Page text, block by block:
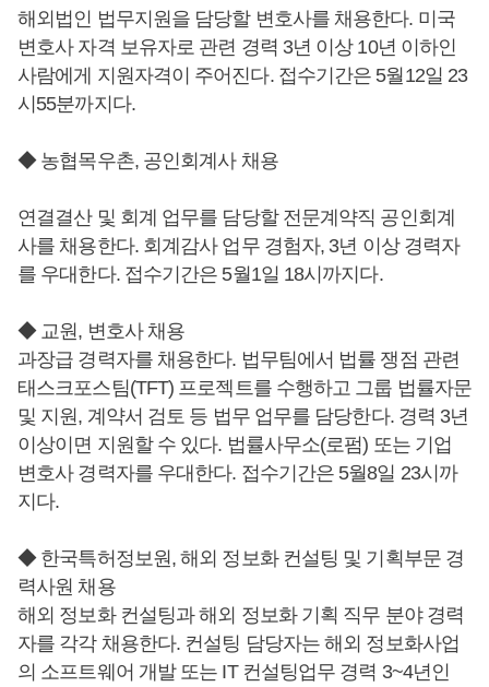
해외법인 법무지원을 담당할 변호사를 채용한다. 미국
변호사 자격 보유자로 관련 경력 3년 이상 10년 이하인
사람에게 지원자격이 주어진다. 접수기간은 5월12일 23
시55분까지다.
◆ 농협목우촌, 공인회계사 채용
연결결산 및 회계 업무를 담당할 전문계약직 공인회계
사를 채용한다. 회계감사 업무 경험자, 3년 이상 경력자
를 우대한다. 접수기간은 5월1일 18시까지다.
◆ 교원, 변호사 채용
과장급 경력자를 채용한다. 법무팀에서 법률 쟁점 관련
태스크포스팀(TFT) 프로젝트를 수행하고 그룹 법률자문
및 지원, 계약서 검토 등 법무 업무를 담당한다. 경력 3년
이상이면 지원할 수 있다. 법률사무소(로펌) 또는 기업
변호사 경력자를 우대한다. 접수기간은 5월8일 23시까
지다.
◆ 한국특허정보원, 해외 정보화 컨설팅 및 기획부문 경
력사원 채용
해외 정보화 컨설팅과 해외 정보화 기획 직무 분야 경력
자를 각각 채용한다. 컨설팅 담당자는 해외 정보화사업
의 소프트웨어 개발 또는 IT 컨설팅업무 경력 3~4년인